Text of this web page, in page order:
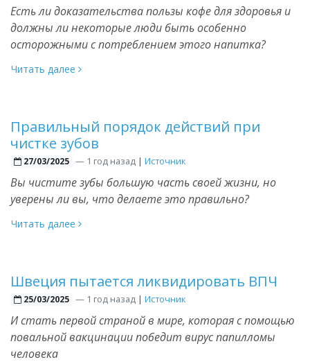
Есть ли доказательства пользы кофе для здоровья и
должны ли некоторые люди быть особенно
осторожными с потреблением этого напитка?
Читать далее
Правильный порядок действий при
чистке зубов
27/03/2025 —1 год назад | Источник
Вы чистите зубы большую часть своей жизни, но
уверены ли вы, что делаете это правильно?
Читать далее
Швеция пытается ликвидировать ВПЧ
25/03/2025 —1 год назад | Источник
И стать первой страной в мире, которая с помощью
повальной вакцинации победит вирус папилломы
человека